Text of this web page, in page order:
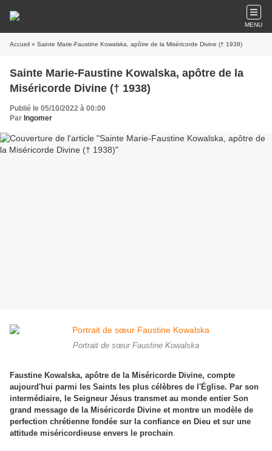
MENU
Accueil » Sainte Marie-Faustine Kowalska, apôtre de la Miséricorde Divine († 1938)
Sainte Marie-Faustine Kowalska, apôtre de la
Miséricorde Divine († 1938)
Publié le 05/10/2022 à 00:00
Par Ingomer
Portrait de sœur Faustine Kowalska
Faustine Kowalska, apôtre de la Miséricorde Divine, compte
aujourd'hui parmi les Saints les plus célèbres de l'Église. Par son
intermédiaire, le Seigneur Jésus transmet au monde entier Son
grand message de la Miséricorde Divine et montre un modèle de
perfection chrétienne fondée sur la confiance en Dieu et sur une
attitude miséricordieuse envers le prochain.